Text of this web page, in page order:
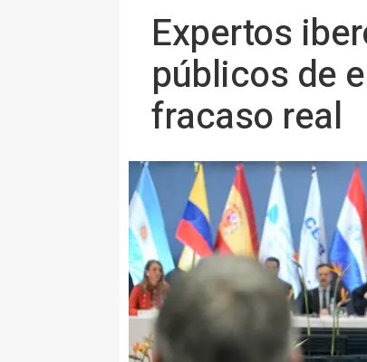
Expertos
públicos de
fracaso real